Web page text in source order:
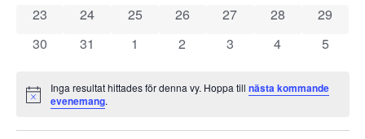
0 evenemang
23 0 evenemang
24 0 evenemang
25 0 evenemang
26 0 evenemang
27 0 evenemang
28 0
29
0 evenemang
30 0 evenemang
31 0 evenemang
1 0 evenemang
2 0 evenemang
3 0 evenemang
4 0
5
Notis
Inga resultat hittades för denna vy. Hoppa tillnästa kommande
evenemang.